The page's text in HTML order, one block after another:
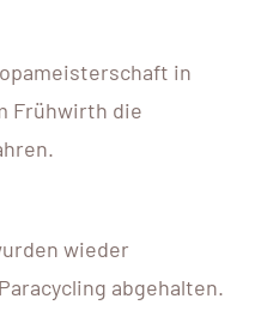
in
Frühwirth die
wieder
abgehalten.